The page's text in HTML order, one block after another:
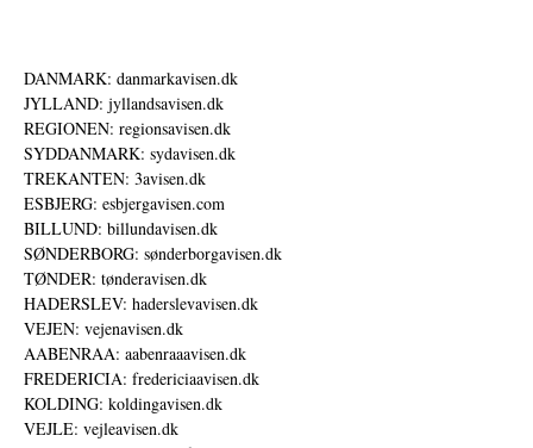
DANMARK: danmarkavisen.dk
JYLLAND: jyllandsavisen.dk
REGIONEN: regionsavisen.dk
SYDDANMARK: sydavisen.dk
TREKANTEN: 3avisen.dk
ESBJERG: esbjergavisen.com
BILLUND: billundavisen.dk
SØNDERBORG: sønderborgavisen.dk
TØNDER: tønderavisen.dk
HADERSLEV: haderslevavisen.dk
VEJEN: vejenavisen.dk
AABENRAA: aabenraaavisen.dk
FREDERICIA: fredericiaavisen.dk
KOLDING: koldingavisen.dk
VEJLE: vejleavisen.dk